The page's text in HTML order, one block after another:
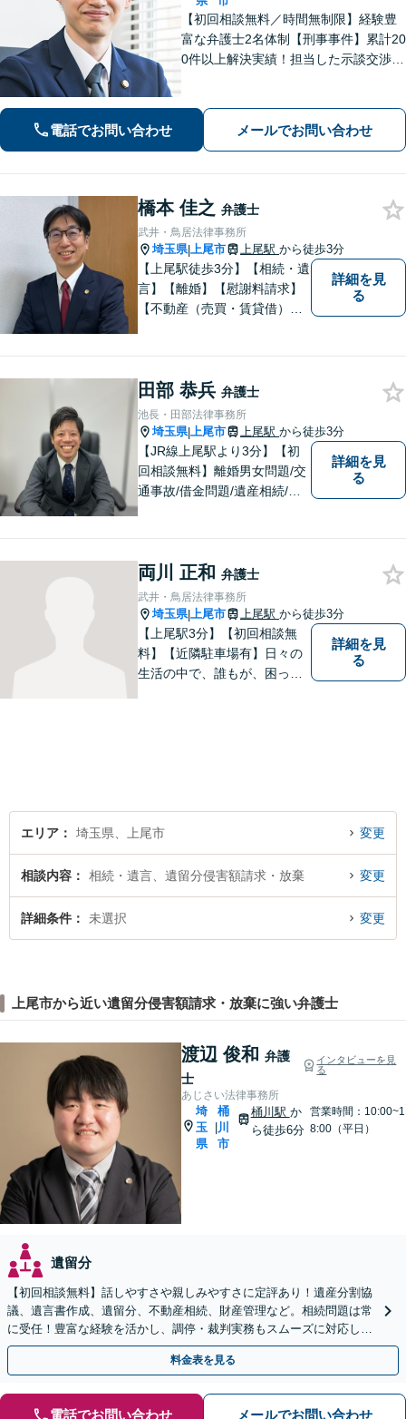
【初回相談無料／時間無制限】経験豊
富な弁護士2名体制【刑事事件】累計20
0件以上解決実績！担当した示談交渉の
料請求や財産分与、親権、養育費な
ど、累計200件以上の解決実績【上尾駅
電話でお問い合わせ メールでお問い合わせ
橋本 佳之 弁護士
武井・鳥居法律事務所
埼玉県|上尾市 上尾駅 から徒歩3分
【上尾駅徒歩3分】【相続・遺
言】【離婚】【慰謝料請求】
【不動産（売買・賃貸借）】
詳細を見
る
田部 恭兵 弁護士
池長・田部法律事務所
埼玉県|上尾市 上尾駅 から徒歩3分
【JR線上尾駅より3分】【初
回相談無料】離婚男女問題/交
通事故/借金問題/遺産相続/債
に無料相談を時間を区切らず
に設けております。ぜひ、お
気軽にご相談ください。
詳細を見
る
両川 正和 弁護士
武井・鳥居法律事務所
埼玉県|上尾市 上尾駅 から徒歩3分
【上尾駅3分】【初回相談無
料】【近隣駐車場有】日々の
生活の中で、誰もが、困っ
詳細を見
る
エリア 埼玉県、上尾市 変更
相談内容 相続・遺言、遺留分侵害額請求・放棄 変更
詳細条件 未選択 変更
上尾市から近い遺留分侵害額請求・放棄に強い弁護士
渡辺 俊和 弁護
士
インタビューを見
る
あじさい法律事務所
埼
玉
県
桶
川
市
桶川駅 か
ら徒歩6分
営業時間：10:00~1
8:00（平日）
遺留分
【初回相談無料】話しやすさや親しみやすさに定評あり！遺産分割協
議、遺言書作成、遺留分、不動産相続、財産管理など。相続問題は常
に受任！豊富な経験を活かし、調停・裁判実務もスムーズに対応しま
す【桶川駅6分】【オンライン相談OK】
料金表を見る
電話でお問い合わせ メールでお問い合わせ